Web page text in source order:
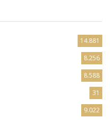
14.881
8.256
8.588
31
9.022